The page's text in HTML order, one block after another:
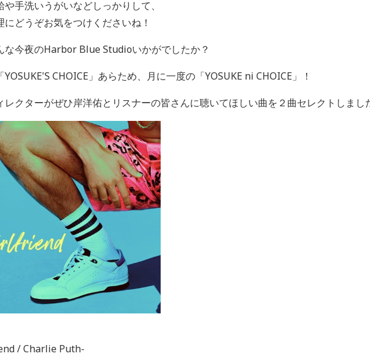
や手洗いうがいなどしっかりして、
にどうぞお気をつけくださいね！
な今夜のHarbor Blue Studioいかがでしたか？
YOSUKE'S CHOICE 」あらため、月に一度の「YOSUKE ni CHOICE 」！
レクターがぜひ岸洋佑とリスナーの皆さんに聴いてほしい曲を２曲セレクトしまし
/ Charlie Puth-